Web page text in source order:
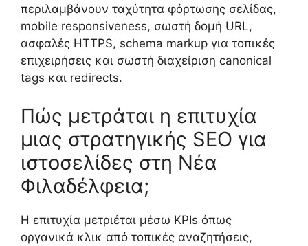
περιλαμβάνουν ταχύτητα φόρτωσης σελίδας,
mobile responsiveness, σωστή δομή URL,
ασφαλές HTTPS, schema markup για τοπικές
επιχειρήσεις και σωστή διαχείριση canonical
tags και redirects.
Πώς μετράται η επιτυχία
μιας στρατηγικής SEO για
ιστοσελίδες στη Νέα
Φιλαδέλφεια;
Η επιτυχία μετριέται μέσω KPIs όπως
οργανικά κλικ από τοπικές αναζητήσεις,